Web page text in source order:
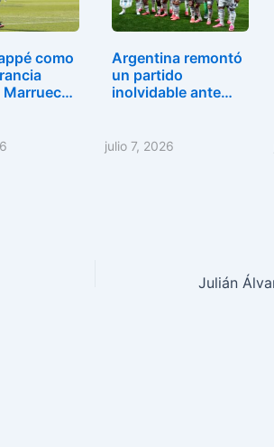
como
Argentina remontó
un partido
inolvidable ante
julio 7, 2026
Julián